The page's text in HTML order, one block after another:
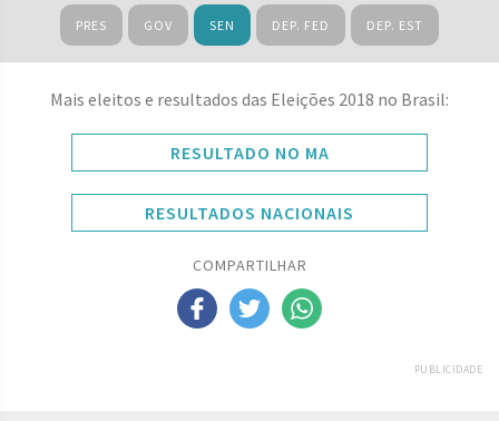
PRES GOV SEN DEP. FED DEP. EST
Mais eleitos e resultados das Eleições 2018 no Brasil:
RESULTADO NO MA
RESULTADOS NACIONAIS
COMPARTILHAR
PUBLICIDADE